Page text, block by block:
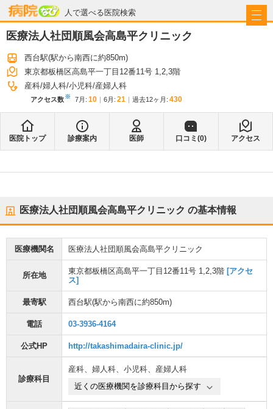
人で選べる医院検索
病院なび
医療法人社団順風会高島平クリニック
西台駅(駅から南西に約850m)
東京都板橋区高島平一丁目12番11号 1,2,3階
産科 婦人科 小児科 産婦人科
アクセス数※ 7月 : 10 6月 : 21 過去12ヶ月: 430
医院トップ 診療案内 医師 口コミ(0) アクセス
医療法人社団順風会高島平クリニック の基本情報
医療機関名 医療法人社団順風会高島平クリニック
所在地 東京都板橋区高島平一丁目12番11号 1,2,3階 [アクセ
ス]
最寄駅 西台駅(駅から南西に約850m)
電話 03-3936-4164
公式HP http://takashimadaira-clinic.jp/
診療科目
産科、 婦人科、 小児科、 産婦人科
近くの医療機関を診療科目から探す